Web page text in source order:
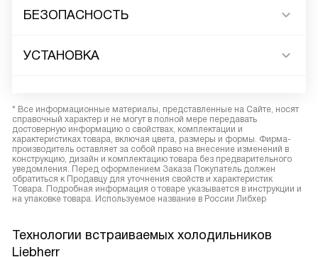
БЕЗОПАСНОСТЬ
УСТАНОВКА
* Все информационные материалы, представленные на Сайте, носят
справочный характер и не могут в полной мере передавать
достоверную информацию о свойствах, комплектации и
характеристиках товара, включая цвета, размеры и формы. Фирма-
производитель оставляет за собой право на внесение изменений в
конструкцию, дизайн и комплектацию товара без предварительного
уведомления. Перед оформлением Заказа Покупатель должен
обратиться к Продавцу для уточнения свойств и характеристик
Товара. Подробная информация о товаре указывается в инструкции и
на упаковке товара. Используемое название в России Либхер
Технологии встраиваемых холодильников
Liebherr